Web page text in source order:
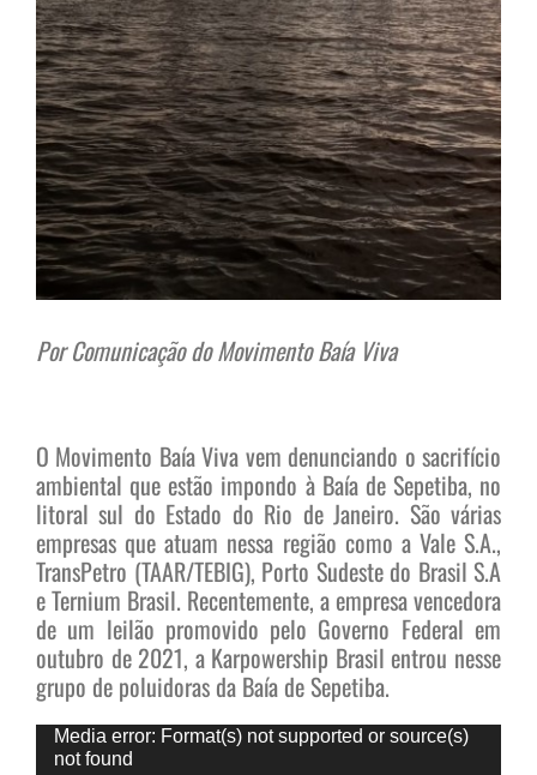
Por Comunicação do Movimento Baía Viva
O Movimento Baía Viva vem denunciando o sacrifício
ambiental que estão impondo à Baía de Sepetiba, no
litoral sul do Estado do Rio de Janeiro. São várias
empresas que atuam nessa região como a Vale S.A.,
TransPetro (TAAR/TEBIG), Porto Sudeste do Brasil S.A
e Ternium Brasil. Recentemente, a empresa vencedora
de um leilão promovido pelo Governo Federal em
outubro de 2021, a Karpowership Brasil entrou nesse
grupo de poluidoras da Baía de Sepetiba.
Tocador
Media error: Format(s) not supported or source(s)
not found